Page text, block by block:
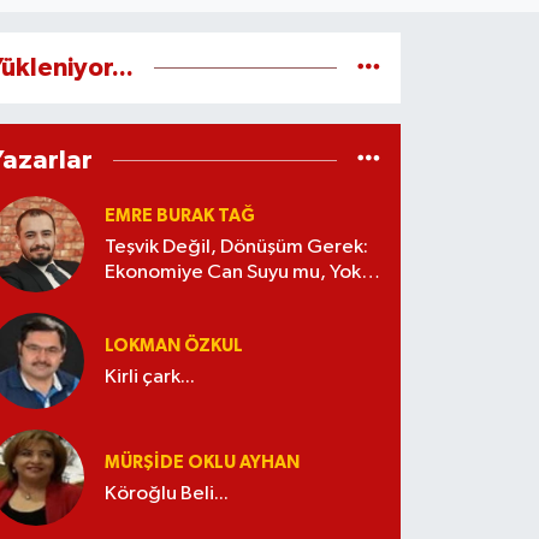
EMRE BURAK TAĞ
Teşvik Değil, Dönüşüm Gerek:
Ekonomiye Can Suyu mu, Yoksa
LOKMAN ÖZKUL
Kirli çark...
MÜRŞIDE OKLU AYHAN
Köroğlu Beli...